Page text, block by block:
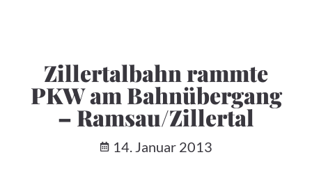
Zillertalbahn rammte
PKW am Bahnübergang
– Ramsau/Zillertal
14. Januar 2013